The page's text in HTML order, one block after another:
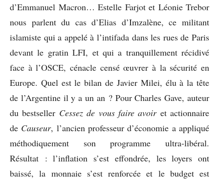
d’Emmanuel Macron… Estelle Farjot et Léonie Trebor
nous parlent du cas d’Elias d’Imzalène, ce militant
islamiste qui a appelé à l’intifada dans les rues de Paris
devant le gratin LFI, et qui a tranquillement récidivé
face à l’OSCE, cénacle censé œuvrer à la sécurité en
Europe. Quel est le bilan de Javier Milei, élu à la tête
de l’Argentine il y a un an ? Pour Charles Gave, auteur
du bestseller Cessez de vous faire avoiret actionnaire
de Causeur, l’ancien professeur d’économie a appliqué
méthodiquement son programme ultra-libéral.
Résultat : l’inflation s’est effondrée, les loyers ont
baissé, la monnaie s’est renforcée et le budget est